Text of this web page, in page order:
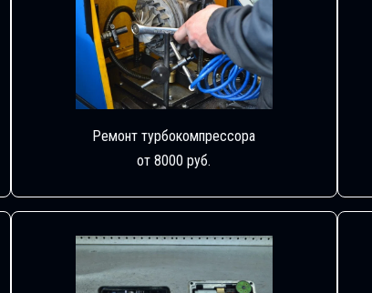
Ремонт турбокомпрессора
от 8000 руб.